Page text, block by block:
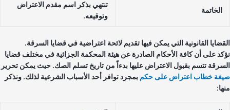
الخاتمة
تنتهي بذكر اسم مقدم الاعتراض
وتوقيعه.
القانونية التي يمكن فيها تقديم لائحة اعتراضية في قضايا السرقة.
على أن كافة الأحكام الصادرة عن هيئة المحكمة الجزائية في مختلف قضايا
تتسم بقبول الاعتراض عليها بدءاً من تاريخ تسلم الصك. حيث يمكن تحرير
خطاب اعتراض على حكمبمجرد توافر أحد الأسباب الشرعية لذلك. ونذكر